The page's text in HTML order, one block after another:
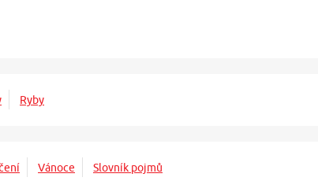
Ryby
Vánoce Slovník pojmů